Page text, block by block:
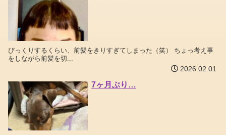
びっくりするくらい、前髪をきりすぎてしまった（笑） ちょっ考え事
をしながら前髪を切...
2026.02.01
7ヶ月ぶり…